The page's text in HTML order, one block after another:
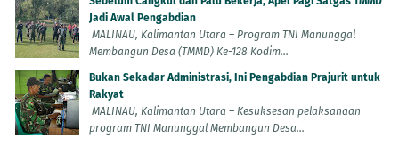
Jadi Awal Pengabdian
MALINAU, Kalimantan Utara – Program TNI Manunggal
Membangun Desa (TMMD) Ke-128 Kodim...
Bukan Sekadar Administrasi, Ini Pengabdian Prajurit untuk
Rakyat
MALINAU, Kalimantan Utara – Kesuksesan pelaksanaan
program TNI Manunggal Membangun Desa...